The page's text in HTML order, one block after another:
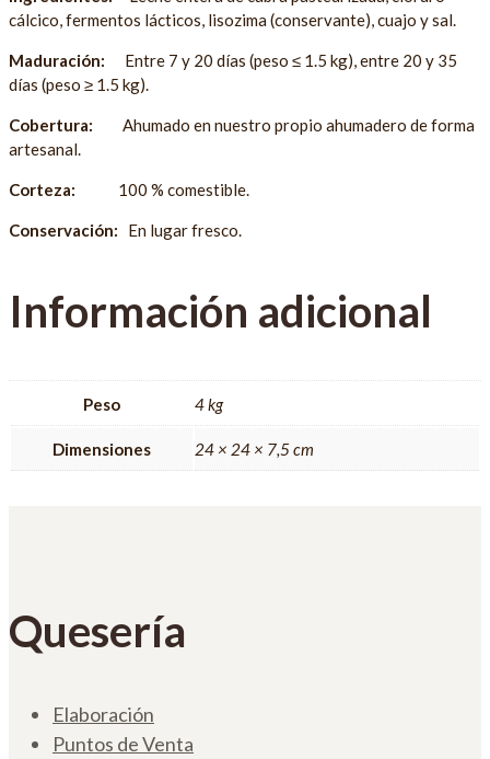
cálcico, fermentos lácticos, lisozima (conservante), cuajo y sal.
Maduración: Entre 7 y 20 días (peso ≤ 1.5 kg), entre 20 y 35
días (peso ≥ 1.5 kg).
Cobertura: Ahumado en nuestro propio ahumadero de forma
artesanal.
Corteza: 100 % comestible.
Conservación: En lugar fresco.
Información adicional
Peso 4 kg
Dimensiones 24 × 24 × 7,5 cm
Quesería
Elaboración
Puntos de Venta